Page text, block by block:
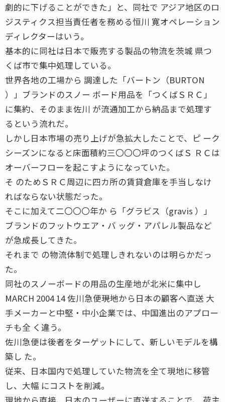
劇的に下げることができた」と、同社で アジア地区のロ
ジスティクス担当責任者を務める恒川 寛オペレーション
ディレクターはいう。
基本的に同社は日本で販売する製品の物流を茨城 県つ
くば市で集中処理している。
世界各地の工場から 調達した「バートン（BURTON
）」ブランドのスノー ボード用品を「つくばＳＲＣ」
に集約、そのまま佐川 が流通加工から納品まで処理す
るという流れだ。
しかし日本市場の売り上げが急拡大したことで、ピ ーク
シーズンになると床面積約三〇〇〇坪のつくばＳ ＲＣは
オーバーフローを起こすようになっていた。
そ のためＳＲＣ周辺に四カ所の賃貸倉庫を手当しなけ
ればならない状態だった。
そこに加えて二〇〇〇年か ら「グラビス（gravis ）」
ブランドのフットウエア・バ ッグ・アパレル製品など
が急成長してきた。
それまで の物流体制で処理しきれないのは明らかだっ
た。
同社のスノーボードの用品の生産地が北米に集中し
MARCH 2004 14 佐川急便――現地から日本の顧客へ直送 大
手メーカーと中堅・中小企業では、中国進出のアプロー
チも全 く違う。
佐川急便は後者をターゲットにして、新しいモデルを構
築し た。
従来、日本国内で処理していた物流を全て現地に移管
し、大幅 にコストを削減。